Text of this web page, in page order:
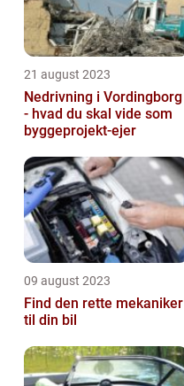
21 august 2023
Nedrivning i Vordingborg
- hvad du skal vide som
byggeprojekt-ejer
09 august 2023
Find den rette mekaniker
til din bil